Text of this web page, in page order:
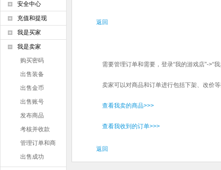
返回
需要管理订单和需要，登录“我的游戏店”->“
卖家可以对商品和订单进行包括下架、改价
查看我卖的商品>>>
查看我收到的订单>>>
返回
安全中心
充值和提现
我是买家
我是卖家
购买密码
出售装备
出售金币
出售账号
发布商品
考核并收款
管理订单和商
品
出售成功